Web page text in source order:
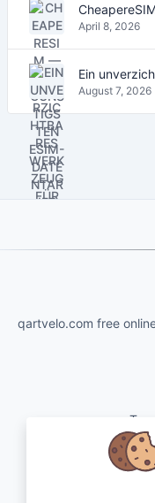
April 8, 2026
August 7, 2026
qartvelo.com free